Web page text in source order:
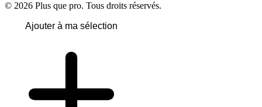
© 2026 Plus que pro. Tous droits réservés.
Ajouter à ma sélection